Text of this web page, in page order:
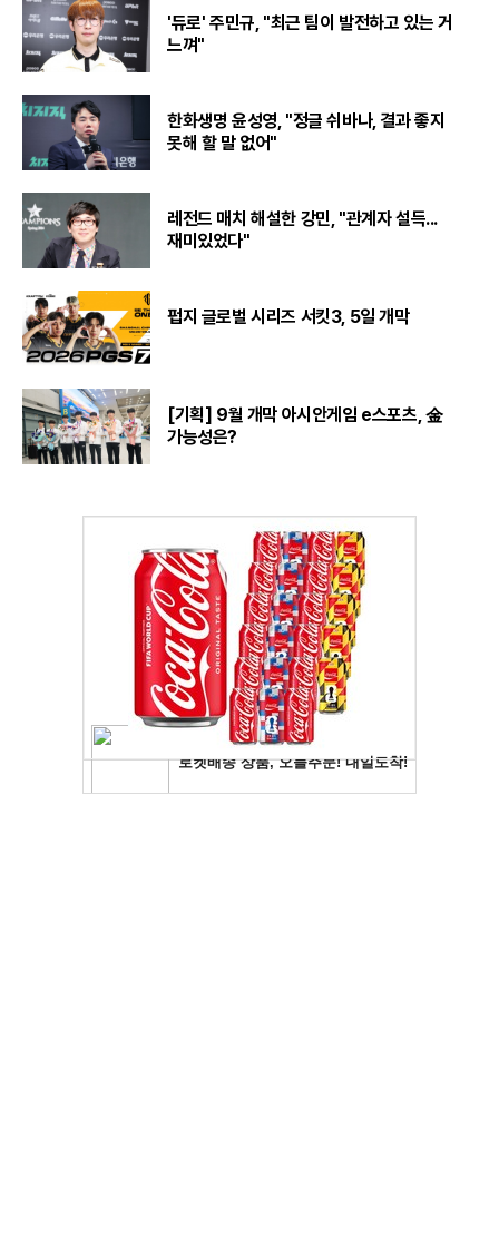
'듀로' 주민규, "최근 팀이 발전하고 있는 거
느껴"
한화생명 윤성영, "정글 쉬바나, 결과 좋지
못해 할 말 없어"
레전드 매치 해설한 강민, "관계자 설득...
재미있었다"
펍지 글로벌 시리즈 서킷3, 5일 개막
[기획] 9월 개막 아시안게임 e스포츠, 金
가능성은?